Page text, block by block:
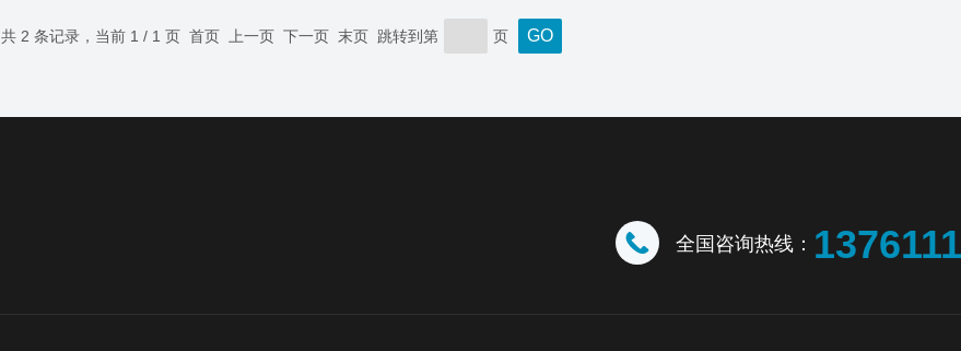
共 2 条记录，当前 1 / 1 页 首页 上一页 下一页 末页 跳转到第 页
全国咨询热线：